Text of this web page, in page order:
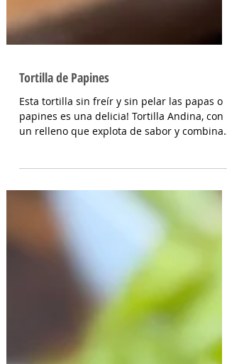
Tortilla de Papines
perfecto con las papas! INGREDIENTES
Papines hervidos con piel 800 gr, cebolla
salteada 200 gr, diente de ajo picado 1 u,
pimienta c/n y queso feta desmenuzado o
queso mantecoso 100 gr. PREPARACION
Hervir los papines con piel hasta que estén
cocidos. En una sartén com un poquito de
aceite de oliva coloc